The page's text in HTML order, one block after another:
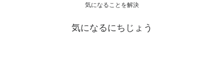
気になることを解決
気になるにちじょう